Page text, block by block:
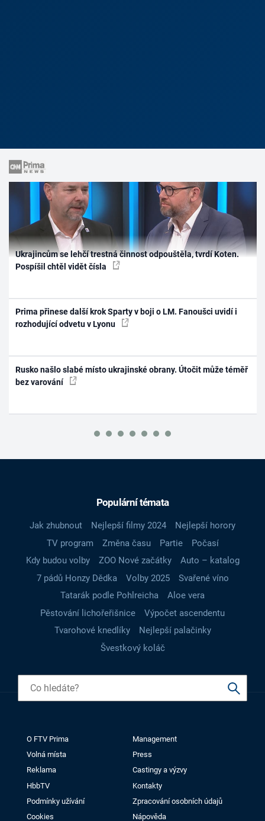
Ukrajincům se lehčí trestná činnost odpouštěla, tvrdí Koten.
Pospíšil chtěl vidět čísla
Prima přinese další krok Sparty v boji o LM. Fanoušci uvidí i
rozhodující odvetu v Lyonu
Rusko našlo slabé místo ukrajinské obrany. Útočit může téměř
bez varování
Populární témata
Jak zhubnout Nejlepší filmy 2024
Nejlepší horory
TV program
Změna času Partie
Počasí
Kdy budou volby
ZOO Nové začátky
Auto – katalog
7 pádů Honzy Dědka
Volby 2025
Svařené víno
Tatarák podle Pohlreicha
Aloe vera
Pěstování lichořeřišnice
Výpočet ascendentu
Tvarohové knedlíky
Nejlepší palačinky
Švestkový koláč
O FTV Prima
Management
Volná místa
Press
Reklama
Castingy a výzvy
HbbTV
Kontakty
Podmínky užívání
Zpracování osobních údajů
Cookies
Nápověda